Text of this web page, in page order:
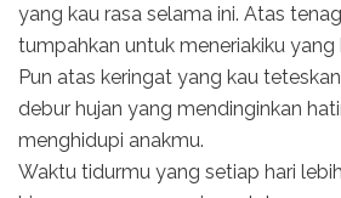
yang kau rasa selama ini. Atas
tumpahkan untuk meneriakiku yang
Pun atas keringat yang kau
debur hujan yang mendinginkan
menghidupi anakmu.
Waktu tidurmu yang setiap hari